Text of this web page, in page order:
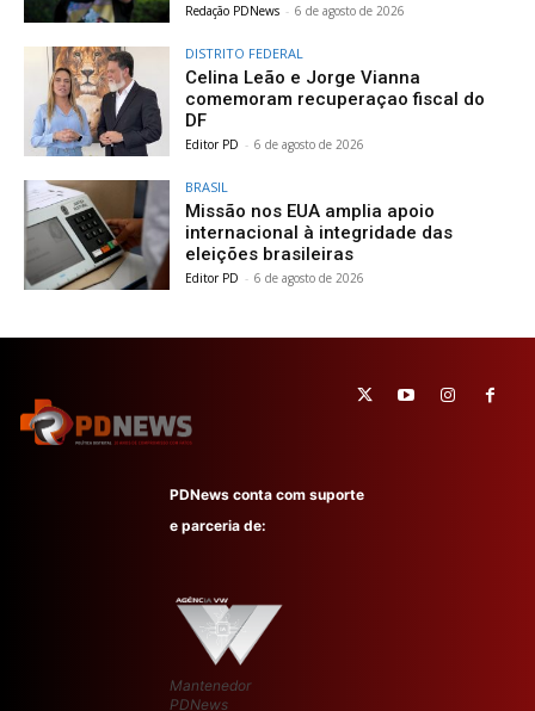
Redação PDNews - 6 de agosto de 2026
DISTRITO FEDERAL
Celina Leão e Jorge Vianna
comemoram recuperaçao fiscal do
DF
Editor PD - 6 de agosto de 2026
BRASIL
Missão nos EUA amplia apoio
internacional à integridade das
eleições brasileiras
Editor PD - 6 de agosto de 2026
PDNews conta com suporte
e parceria de:
Mantenedor
PDNews